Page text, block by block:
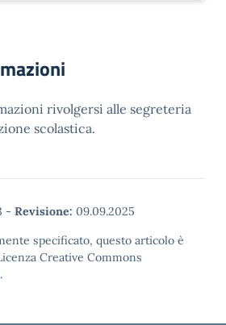
rivolgersi alle segreteria
scolastica.
- Revisione: 09.09.2025
specificato, questo articolo è
Creative Commons